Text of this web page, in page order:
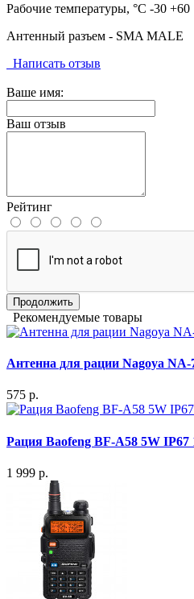
Рабочие температуры, °C -30 +60
Антенный разъем - SMA MALE
Написать отзыв
Ваше имя:
Ваш отзыв
Рейтинг
Продолжить
Рекомендуемые товары
Антенна для рации Nagoya
575 р.
Рация Baofeng BF-A58 5W
1 999 р.